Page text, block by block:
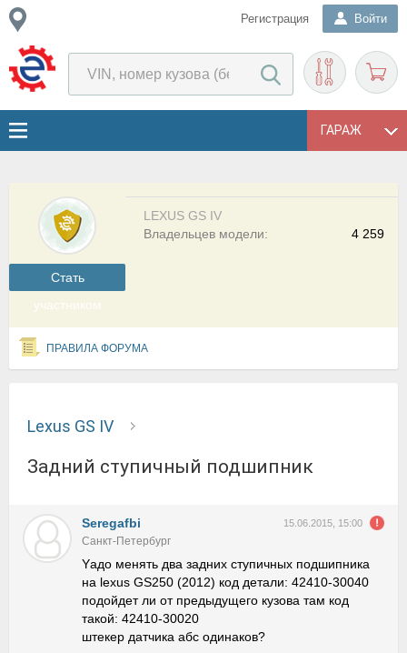
Регистрация Войти
ГАРАЖ
Cтать
участником
LEXUS GS IV
4 259
Владельцев модели:
ПРАВИЛА ФОРУМА
Lexus GS IV
Задний ступичный подшипник
Seregafbi 15.06.2015, 15:00
Санкт-Петербург
Yадо менять два задних ступичных подшипника
на lexus GS250 (2012) код детали: 42410-30040
подойдет ли от предыдущего кузова там код
такой: 42410-30020
штекер датчика абс одинаков?